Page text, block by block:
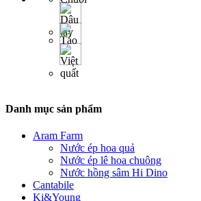
Danh mục sản phẩm
Aram Farm
Nước ép hoa quả
Nước ép lê hoa chuông
Nước hồng sâm Hi Dino
Cantabile
Ki&Young